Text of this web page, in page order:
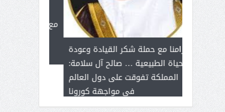
للإبداع
مع الأمين
بنت
تزامنا مع حملة شكر القيادة وعودة
الحياة الطبيعية … صالح آل سلامة:
المملكة تفوقت على دول العالم
في مواجهة كورونا
شرمه:
على برامج
أساس
عملنا